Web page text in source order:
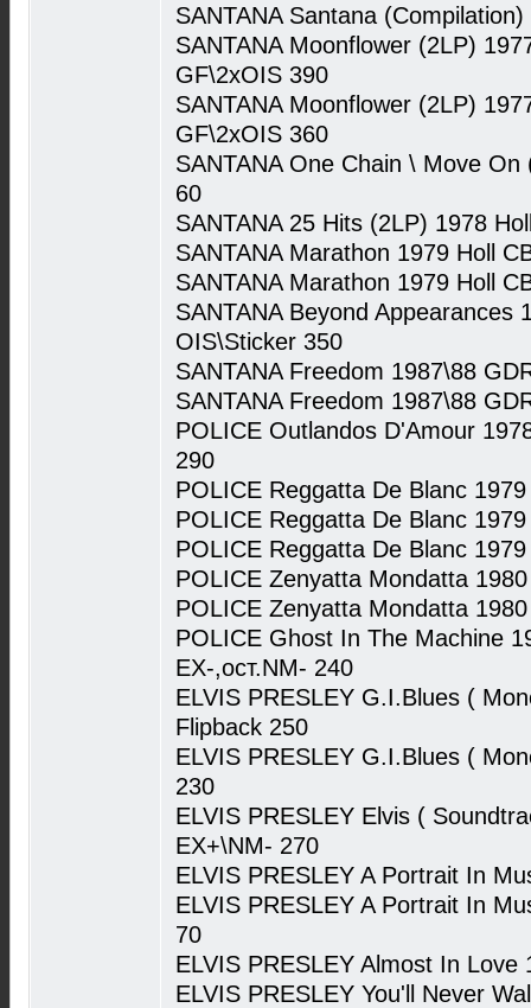
SANTANA Santana
SANTANA Moonflower (2LP)
GF\2xOIS 390
SANTANA Moonflower (2LP)
GF\2xOIS 360
SANTANA One Chain \ Move
60
SANTANA 25 Hits (2LP) 1978
SANTANA Marathon 1979 Holl
SANTANA Marathon 1979 Holl
SANTANA Beyond Appearances
OIS\Sticker 350
SANTANA Freedom 1987\88
SANTANA Freedom 1987\88
POLICE Outlandos D'Amour
290
POLICE Reggatta De Blanc
POLICE Reggatta De Blanc
POLICE Reggatta De Blanc
POLICE Zenyatta Mondatta
POLICE Zenyatta Mondatta
POLICE Ghost In The Machine
EX-,ост.NM- 240
ELVIS PRESLEY G.I.Blues (
Flipback 250
ELVIS PRESLEY G.I.Blues (
230
ELVIS PRESLEY Elvis (
EX+\NM- 270
ELVIS PRESLEY A Portrait In
ELVIS PRESLEY A Portrait In
70
ELVIS PRESLEY Almost In
ELVIS PRESLEY You'll Never